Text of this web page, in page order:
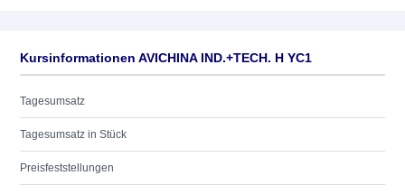
Kursinformationen AVICHINA IND.+TECH. H YC1
Tagesumsatz
Tagesumsatz in Stück
Preisfeststellungen